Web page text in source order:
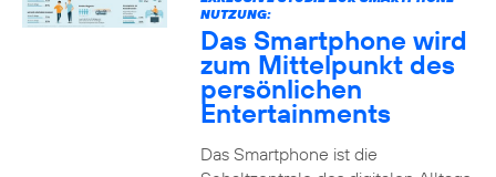
NUTZUNG:
Das Smartphone wird
zum Mittelpunkt des
persönlichen
Entertainments
Das Smartphone ist die